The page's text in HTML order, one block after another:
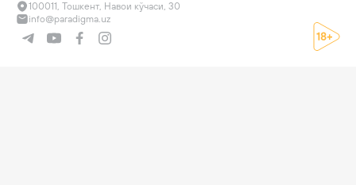
100011, Тошкент, Навои кўчаси, 30
info@paradigma.uz